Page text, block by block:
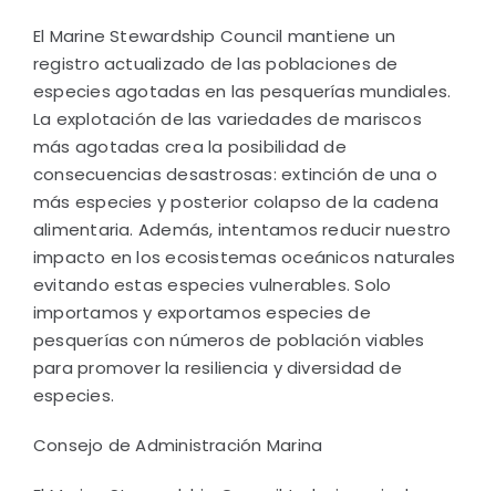
El Marine Stewardship Council mantiene un
registro actualizado de las poblaciones de
especies agotadas en las pesquerías mundiales.
La explotación de las variedades de mariscos
más agotadas crea la posibilidad de
consecuencias desastrosas: extinción de una o
más especies y posterior colapso de la cadena
alimentaria. Además, intentamos reducir nuestro
impacto en los ecosistemas oceánicos naturales
evitando estas especies vulnerables. Solo
importamos y exportamos especies de
pesquerías con números de población viables
para promover la resiliencia y diversidad de
especies.
Consejo de Administración Marina